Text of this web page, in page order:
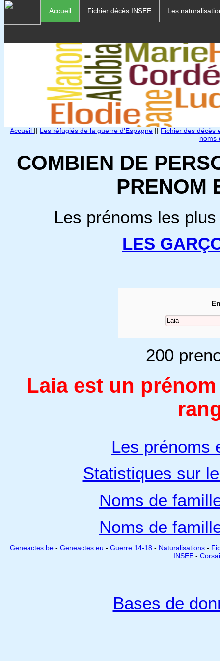
Accueil Fichier décès INSEE Les
Accueil || Les réfugiés de la guerre d'Espagne || Fichier des décès
noms
COMBIEN DE
PRENOM
Les prénoms les
LES
200
Laia est un
Les prénoms
Statistiques sur
Noms de
Noms de
Geneactes.be - Geneactes.eu - Guerre 14-18 - Naturalisations -
INSEE-
Bases de